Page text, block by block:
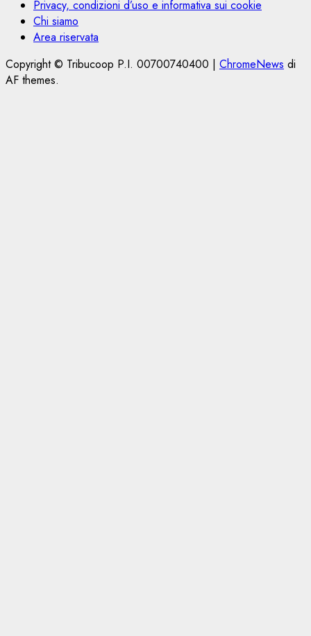
Privacy, condizioni d’uso e informativa sui cookie
Chi siamo
Area riservata
Copyright © Tribucoop P.I. 00700740400 | ChromeNews di
AF themes.